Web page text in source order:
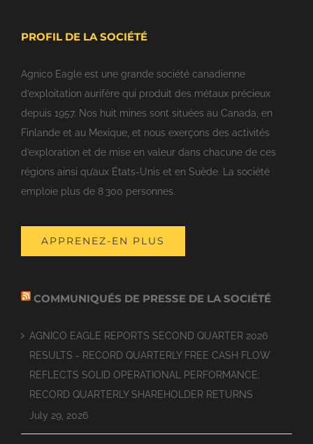
PROFIL DE LA SOCIÉTÉ
Agnico Eagle est une grande société canadienne
d’exploitation aurifère qui produit des métaux précieux
depuis 1957. Nos huit mines sont situées au Canada, en
Finlande et au Mexique, et nous exerçons des activités
d’exploration et de mise en valeur dans chacune de ces
régions ainsi qu’aux États-Unis et en Suède. La société
emploie plus de 8 300 personnes.
APPRENEZ-EN PLUS
COMMUNIQUÉS DE PRESSE DE LA SOCIÉTÉ
AGNICO EAGLE REPORTS SECOND QUARTER 2026
RESULTS - RECORD QUARTERLY FREE CASH FLOW
REFLECTS SOLID OPERATIONAL PERFORMANCE;
RECORD QUARTERLY SHAREHOLDER RETURNS
July 29, 2026